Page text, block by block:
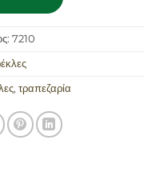
7210
, τραπεζαρία